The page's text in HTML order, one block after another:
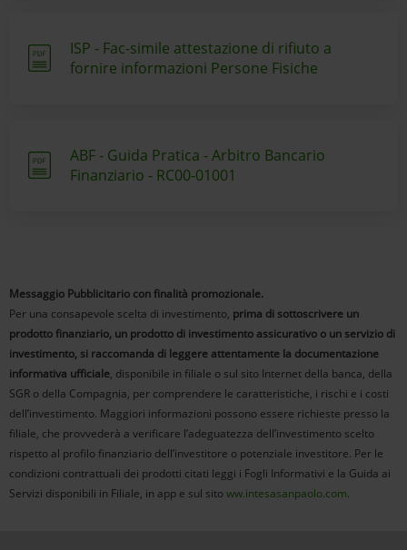
ISP - Fac-simile attestazione di rifiuto a
fornire informazioni Persone Fisiche
ABF - Guida Pratica - Arbitro Bancario
Finanziario - RC00-01001
Messaggio Pubblicitario con finalità promozionale.
Per una consapevole scelta di investimento, prima di sottoscrivere un
prodotto finanziario, un prodotto di investimento assicurativo o un servizio di
investimento, si raccomanda di leggere attentamente la documentazione
informativa ufficiale, disponibile in filiale o sul sito Internet della banca, della
SGR o della Compagnia, per comprendere le caratteristiche, i rischi e i costi
dell’investimento. Maggiori informazioni possono essere richieste presso la
filiale, che provvederà a verificare l’adeguatezza dell’investimento scelto
rispetto al profilo finanziario dell’investitore o potenziale investitore. Per le
condizioni contrattuali dei prodotti citati leggi i Fogli Informativi e la Guida ai
Servizi disponibili in Filiale, in app e sul sitoww.intesasanpaolo.com.